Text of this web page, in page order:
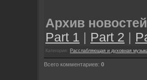
Архив
Part 1 | Part 2 |
Категория: Расслабляющая и духовная
Всего комментариев: 0